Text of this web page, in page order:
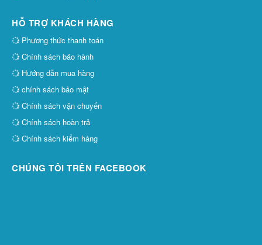
HỖ TRỢ KHÁCH HÀNG
Phương thức thanh toán
Chính sách bảo hành
Hướng dẫn mua hàng
chính sách bảo mật
Chính sách vận chuyển
Chính sách hoàn trả
Chính sách kiểm hàng
CHÚNG TÔI TRÊN FACEBOOK